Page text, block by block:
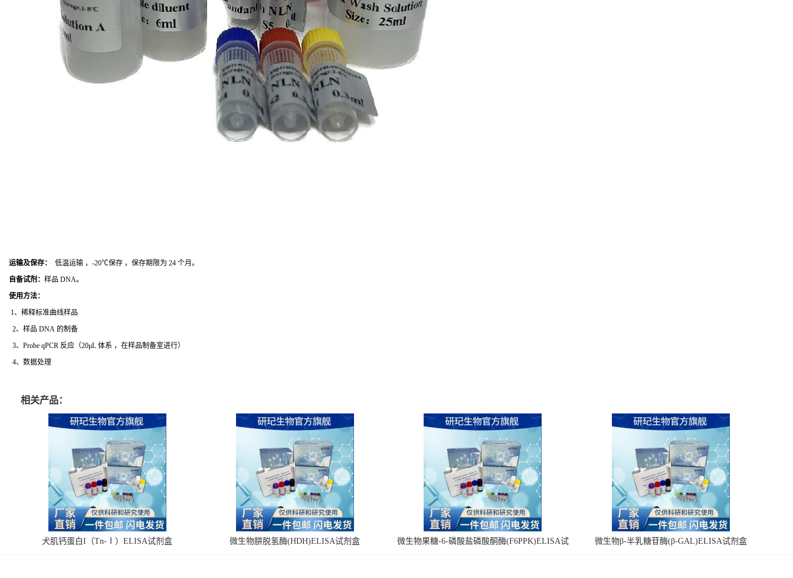
运输及保存：
低温运输 ，-20℃保存 ，保存期限为 24 个月。
自备试剂： 样品 DNA。
使用方法：
1、稀释标准曲线样品
2、样品 DNA 的制备
3、Probe qPCR 反应（20μL 体系 ，在样品制备室进行）
4、数据处理
相关产品：
犬肌钙蛋白I（Tn-Ⅰ）ELISA试剂盒 微生物肼脱氢酶(HDH)ELISA试剂盒
微生物果糖-6-磷酸盐磷酸酮酶(F6PPK)ELISA试
微生物β-半乳糖苷酶(β-GAL)ELISA试剂盒